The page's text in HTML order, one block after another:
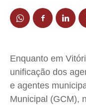
Segurança
Cidades
Economia
Segurança
Cidades
Economia
Segurança
Cidades
Economia
Segurança
Cidades
Economia
Enquanto em
unificação dos
e agentes
Municipal (GCM),